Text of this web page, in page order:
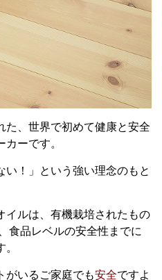
た、世界で初めて健康と安全
ーです。
い！」という強い理念のもと
イルは、有機栽培されたもの
食品レベルの安全性までに
がいるご家庭でも安全ですよ